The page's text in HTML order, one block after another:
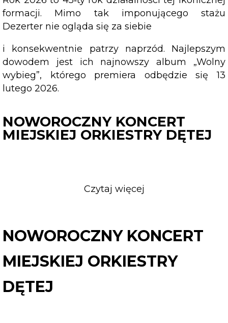
formacji. Mimo tak imponującego stażu
Dezerter nie ogląda się za siebie
i konsekwentnie patrzy naprzód. Najlepszym
dowodem jest ich najnowszy album „Wolny
wybieg”, którego premiera odbędzie się 13
lutego 2026.
NOWOROCZNY KONCERT
MIEJSKIEJ ORKIESTRY DĘTEJ
Czytaj więcej
MIEJSKIEJ
ORKIESTRY
DĘTEJ
NOWOROCZNY KONCERT
MIEJSKIEJ ORKIESTRY
DĘTEJ